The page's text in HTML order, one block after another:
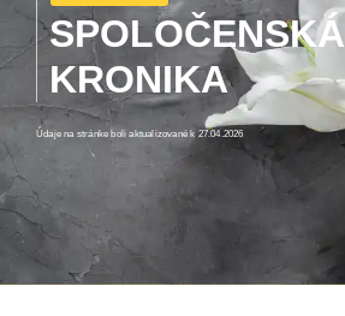
SPOLOČENSKÁ
KRONIKA
Údaje na stránke boli aktualizované k 27.04.2026